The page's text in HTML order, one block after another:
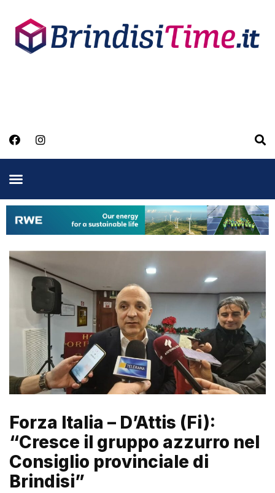
Forza Italia – D’Attis (Fi):
“Cresce il gruppo azzurro nel
Consiglio provinciale di
Brindisi”